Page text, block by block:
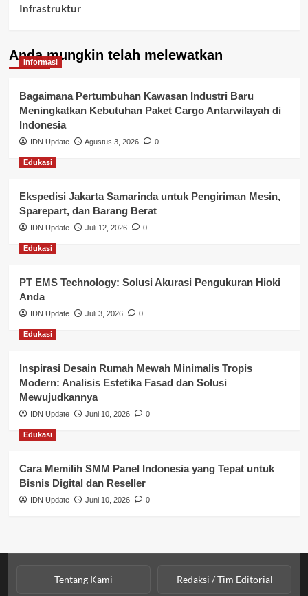
Infrastruktur
Kepegawaian & ASN Banyuasin
Kesehatan
Keuangan
Lalu Lintas
Layanan Publik Kabupaten Banyuasin
Nasional
Pemerintahan
Pendidikan
Perbankan & Keuangan
Perpajakan & Keuangan
Profil Wilayah Banyuasin
Sosial & Budaya
Sosial & Kesejahteraan
Anda mungkin telah melewatkan
Informasi
Bagaimana Pertumbuhan Kawasan Industri Baru
Meningkatkan Kebutuhan Paket Cargo Antarwilayah di
Indonesia
IDN Update Agustus 3, 2026 0
Edukasi
Ekspedisi Jakarta Samarinda untuk Pengiriman Mesin,
Sparepart, dan Barang Berat
IDN Update Juli 12, 2026 0
Edukasi
PT EMS Technology: Solusi Akurasi Pengukuran Hioki
Anda
IDN Update Juli 3, 2026 0
Edukasi
Inspirasi Desain Rumah Mewah Minimalis Tropis
Modern: Analisis Estetika Fasad dan Solusi
Mewujudkannya
IDN Update Juni 10, 2026 0
Edukasi
Cara Memilih SMM Panel Indonesia yang Tepat untuk
Bisnis Digital dan Reseller
IDN Update Juni 10, 2026 0
Tentang Kami Redaksi / Tim Editorial